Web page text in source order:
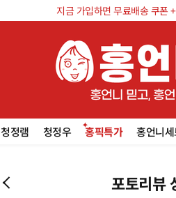
지금 가입하면 무료배송 쿠폰
청정램 청정우 홍픽특가 홍언니
포토리뷰